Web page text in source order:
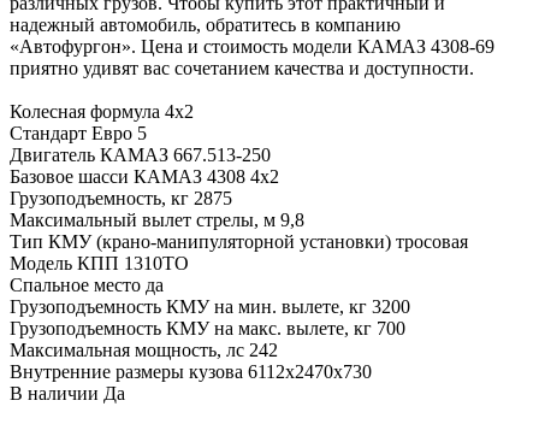
надежный автомобиль, обратитесь в компанию
«Автофургон». Цена и стоимость модели КАМАЗ 4308-69
приятно удивят вас сочетанием качества и доступности.
Колесная формула 4x2
Стандарт Евро 5
Двигатель КАМАЗ 667.513-250
Базовое шасси КАМАЗ 4308 4х2
Грузоподъемность, кг 2875
Максимальный вылет стрелы, м 9,8
Тип КМУ (крано-манипуляторной установки) тросовая
Модель КПП 1310ТО
Спальное место да
Грузоподъемность КМУ на мин. вылете, кг 3200
Грузоподъемность КМУ на макс. вылете, кг 700
Максимальная мощность, лс 242
Внутренние размеры кузова 6112х2470х730
В наличии Да